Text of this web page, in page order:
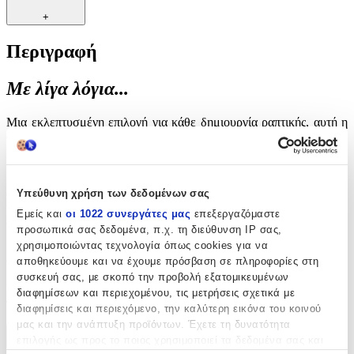
Υπεύθυνη χρήση των δεδομένων σας
Εμείς και οι 1022 συνεργάτες μας επεξεργαζόμαστε
προσωπικά σας δεδομένα, π.χ. τη διεύθυνση IP σας,
χρησιμοποιώντας τεχνολογία όπως cookies για να
αποθηκεύουμε και να έχουμε πρόσβαση σε πληροφορίες στη
συσκευή σας, με σκοπό την προβολή εξατομικευμένων
διαφημίσεων και περιεχομένου, τις μετρήσεις σχετικά με
διαφημίσεις και περιεχόμενο, την καλύτερη εικόνα του κοινού
μας και την ανάπτυξη προϊόντων. Έχετε τη δυνατότητα
+
Περιγραφή
Με λίγα λόγια...
Μια εκλεπτυσμένη επιλογή για κάθε δημιουργία ραπτικής, αυτή η
σατέν φόδρα σε έντονη κόκκινη απόχρωση προσθέτει πολυτέλεια
και απαλότητα σε φορέματα, σακάκια και άλλα ενδύματα. Ο
μεταξένιος της χαρακτήρας χαρίζει ευχάριστη αίσθηση στην επαφή
αποτέλεσμα. Ιδανική για όσους αναζητούν ένα διαχρονικό ύφασμα
υψηλής αισθητικής που αναβαθμίζει κάθε δημιουργία με το
ζωντανό της χρώμα και τη διακριτική της λάμψη.
Αξιολογήσεις
Προς το παρόν δεν υπάρχουν άλλες αξιολογήσεις. Όταν
προστεθούν, θα εμφανιστούν εδώ.